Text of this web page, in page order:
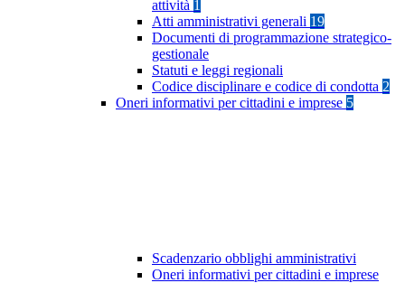
attività 1
Atti amministrativi generali 19
Documenti di programmazione strategico-
gestionale
Statuti e leggi regionali
Codice disciplinare e codice di condotta 2
Oneri informativi per cittadini e imprese 5
Scadenzario obblighi amministrativi
Oneri informativi per cittadini e imprese